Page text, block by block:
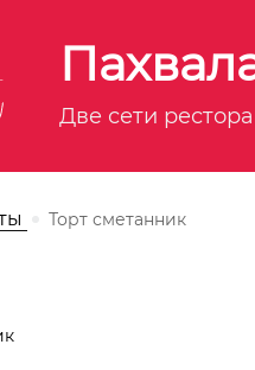
Две сети
Торт сметанник